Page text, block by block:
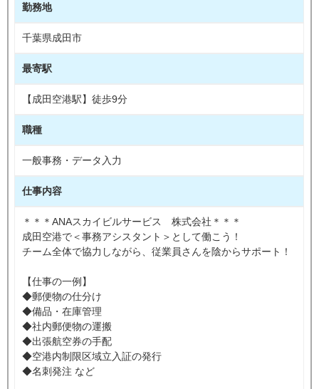
勤務地
千葉県成田市
最寄駅
【成田空港駅】徒歩9分
職種
一般事務・データ入力
仕事内容
＊＊＊ANAスカイビルサービス 株式会社＊＊＊
成田空港で＜事務アシスタント＞として働こう！
チーム全体で協力しながら、従業員さんを陰からサポート！
【仕事の一例】
◆郵便物の仕分け
◆備品・在庫管理
◆社内郵便物の運搬
◆出張航空券の手配
◆空港内制限区域立入証の発行
◆名刺発注 など